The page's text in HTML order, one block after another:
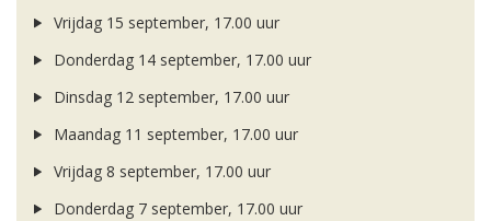
Vrijdag 15 september, 17.00 uur
Donderdag 14 september, 17.00 uur
Dinsdag 12 september, 17.00 uur
Maandag 11 september, 17.00 uur
Vrijdag 8 september, 17.00 uur
Donderdag 7 september, 17.00 uur